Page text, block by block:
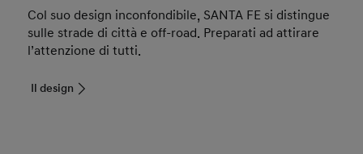
Col suo design inconfondibile, SANTA FE si distingue
sulle strade di città e off-road. Preparati ad attirare
l’attenzione di tutti.
Il design